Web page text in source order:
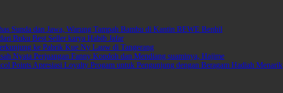
Sunda dan Jawa, Warung Tampah Bambu di Kantin BEWE Benhil
Buku Best Seller karya Habib Jafar
ke Pabrik Kue Ny Lauw di Tangerang
Nyata Perjuangan Fanny Kondoh dan Mendiang suaminya, Hajime
Points Apresiasi Loyalty Progam untuk Pengunjung dengan Beragam Hadiah Menarik